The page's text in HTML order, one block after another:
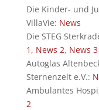
Die Kinder- und
VillaVie: News
Die STEG
1, News 2, News 3
Autoglas
Sternenzelt e.V.:
Ambulantes
2